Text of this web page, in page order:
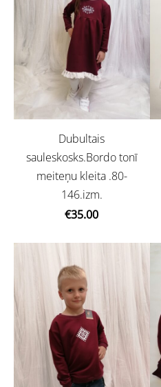
Dubultais
sauleskosks.Bordo tonī
meiteņu kleita .80-
146.izm.
€35.00